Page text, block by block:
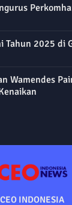
Tahun 2025 di
Wamendes
CEO INDONESIA